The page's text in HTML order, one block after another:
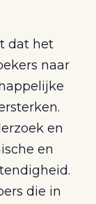
dat het
naar
en
en
die in